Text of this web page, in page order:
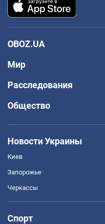
OBOZ.UA
Мир
Расследования
Общество
Новости Украины
Киев
Запорожье
Черкассы
Спорт